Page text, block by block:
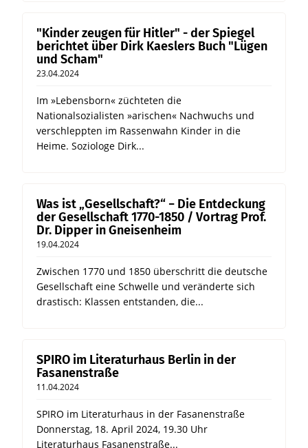
"Kinder zeugen für Hitler" - der Spiegel
berichtet über Dirk Kaeslers Buch "Lügen
und Scham"
23.04.2024
Im »Lebensborn« züchteten die
Nationalsozialisten »arischen« Nachwuchs und
verschleppten im Rassenwahn Kinder in die
Heime. Soziologe Dirk...
Was ist „Gesellschaft?“ − Die Entdeckung
der Gesellschaft 1770-1850 / Vortrag Prof.
Dr. Dipper in Gneisenheim
19.04.2024
Zwischen 1770 und 1850 überschritt die deutsche
Gesellschaft eine Schwelle und veränderte sich
drastisch: Klassen entstanden, die...
SPIRO im Literaturhaus Berlin in der
Fasanenstraße
11.04.2024
SPIRO im Literaturhaus in der Fasanenstraße
Donnerstag, 18. April 2024, 19.30 Uhr
Literaturhaus Fasanenstraße...